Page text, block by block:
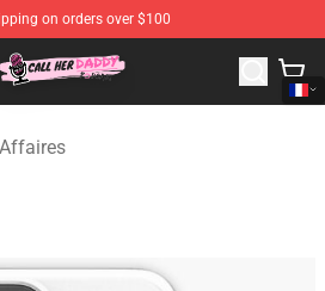
on orders over $100
- Official Call Her Daddy